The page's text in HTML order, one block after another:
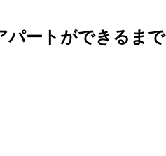
パートができるまで